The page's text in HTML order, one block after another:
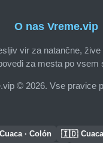
O nas Vreme.vip
vir za natančne,
za mesta po vsem
© 2026. Vse pravice
Cuaca · Colón 🇮🇩